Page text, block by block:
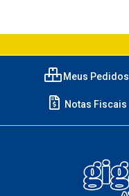
Meus Pedidos
Notas Fiscais